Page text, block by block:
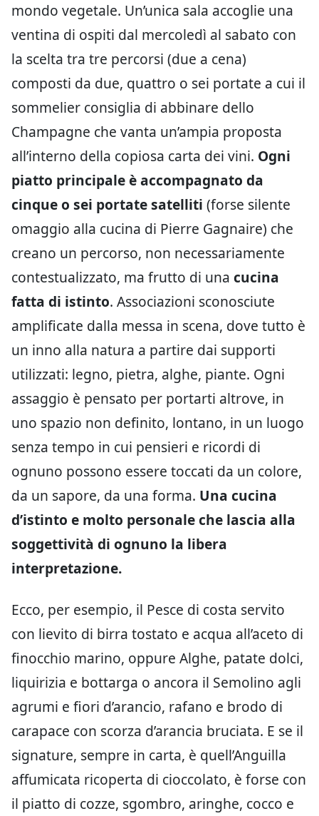
mondo vegetale. Un’unica sala accoglie una
ventina di ospiti dal mercoledì al sabato con
la scelta tra tre percorsi (due a cena)
composti da due, quattro o sei portate a cui il
sommelier consiglia di abbinare dello
Champagne che vanta un’ampia proposta
all’interno della copiosa carta dei vini. Ogni
piatto principale è accompagnato da
cinque o sei portate satelliti (forse silente
omaggio alla cucina di Pierre Gagnaire) che
creano un percorso, non necessariamente
contestualizzato, ma frutto di una cucina
fatta di istinto. Associazioni sconosciute
amplificate dalla messa in scena, dove tutto è
un inno alla natura a partire dai supporti
utilizzati: legno, pietra, alghe, piante. Ogni
assaggio è pensato per portarti altrove, in
uno spazio non definito, lontano, in un luogo
senza tempo in cui pensieri e ricordi di
ognuno possono essere toccati da un colore,
da un sapore, da una forma. Una cucina
d’istinto e molto personale che lascia alla
soggettività di ognuno la libera
interpretazione.
Ecco, per esempio, il Pesce di costa servito
con lievito di birra tostato e acqua all’aceto di
finocchio marino, oppure Alghe, patate dolci,
liquirizia e bottarga o ancora il Semolino agli
agrumi e fiori d’arancio, rafano e brodo di
carapace con scorza d’arancia bruciata. E se il
signature, sempre in carta, è quell’Anguilla
affumicata ricoperta di cioccolato, è forse con
il piatto di cozze, sgombro, aringhe, cocco e